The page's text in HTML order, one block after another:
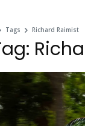
Tags Richard Raimist